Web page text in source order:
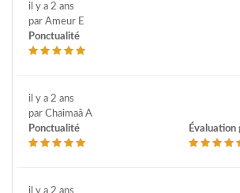
il y a 2 ans
par Ameur E
Ponctualité
il y a 2 ans
par Chaimaâ A
Ponctualité
Évaluation